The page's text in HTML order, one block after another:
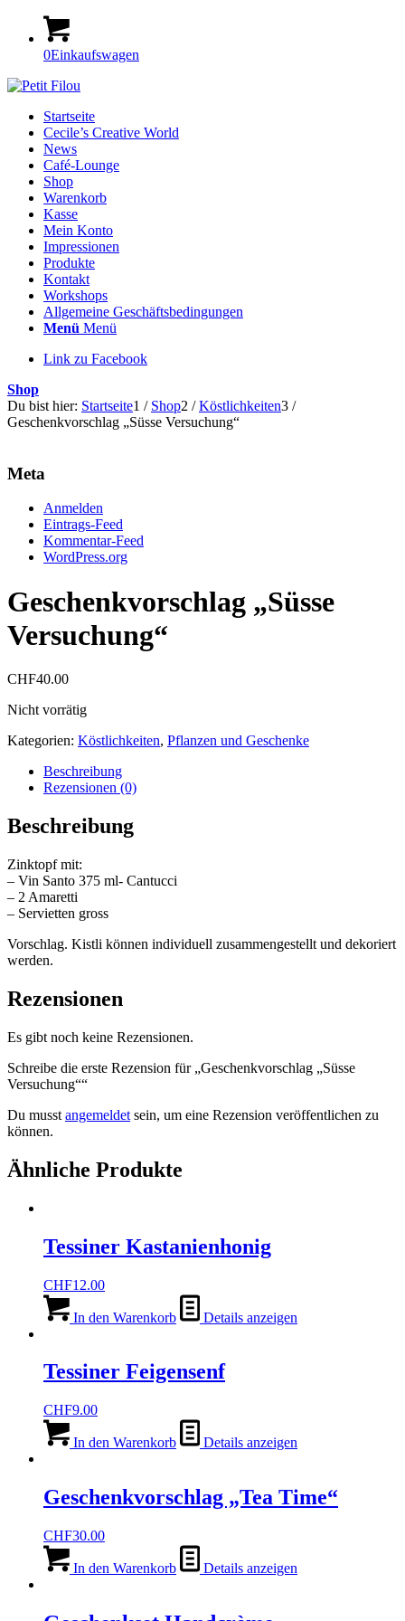
0Einkaufswagen
Startseite
Cecile’s Creative World
News
Café-Lounge
Shop
Warenkorb
Kasse
Mein Konto
Impressionen
Produkte
Kontakt
Workshops
Allgemeine Geschäftsbedingungen
Menü Menü
Link zu Facebook
Shop
Du bist hier: Startseite1 / Shop2 / Köstlichkeiten3 /
Geschenkvorschlag „Süsse Versuchung“
Meta
Anmelden
Eintrags-Feed
Kommentar-Feed
WordPress.org
Geschenkvorschlag „Süsse
Versuchung“
CHF40.00
Nicht vorrätig
Kategorien: Köstlichkeiten, Pflanzen und Geschenke
Beschreibung
Rezensionen (0)
Beschreibung
Zinktopf mit:
– Vin Santo 375 ml- Cantucci
– 2 Amaretti
– Servietten gross
Vorschlag. Kistli können individuell zusammengestellt und dekoriert
werden.
Rezensionen
Es gibt noch keine Rezensionen.
Schreibe die erste Rezension für „Geschenkvorschlag „Süsse
Versuchung““
Du musst angemeldet sein, um eine Rezension veröffentlichen zu
können.
Ähnliche Produkte
Tessiner Kastanienhonig
CHF12.00
In den Warenkorb Details anzeigen
Tessiner Feigensenf
CHF9.00
In den Warenkorb Details anzeigen
Geschenkvorschlag „Tea Time“
CHF30.00
In den Warenkorb Details anzeigen